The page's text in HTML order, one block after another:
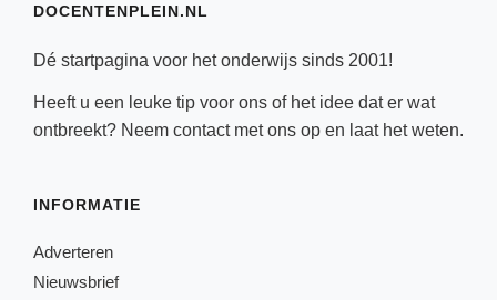
DOCENTENPLEIN.NL
Dé startpagina voor het onderwijs sinds 2001!
Heeft u een leuke tip voor ons of het idee dat er wat
ontbreekt? Neem contactmet ons op en laat het weten.
INFORMATIE
Adverteren
Nieuwsbrief